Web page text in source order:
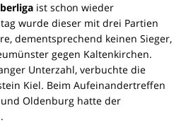
ist schon wieder
wurde dieser mit drei Partien
dementsprechend keinen Sieger,
gegen Kaltenkirchen.
Unterzahl, verbuchte die
Kiel. Beim Aufeinandertreffen
Oldenburg hatte der